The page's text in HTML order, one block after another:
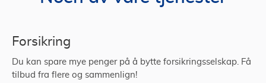
Forsikring
Du kan spare mye penger på å bytte forsikringsselskap. Få
tilbud fra flere og sammenlign!